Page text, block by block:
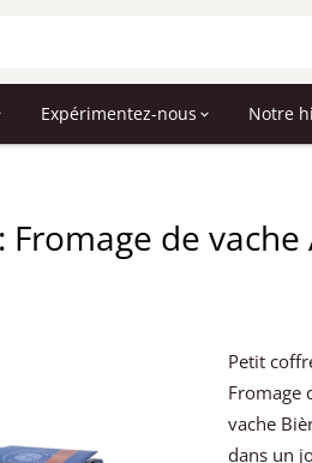
Expérimentez-nous Notre
de
Petit
Fromage
vache
dans un